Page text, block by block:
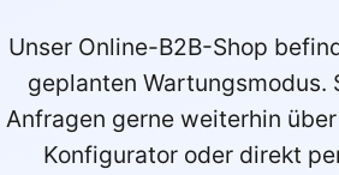
Unser Online-B2B-Shop
geplanten Wartungsmodus.
Anfragen gerne weiterhin
Konfigurator oder direkt